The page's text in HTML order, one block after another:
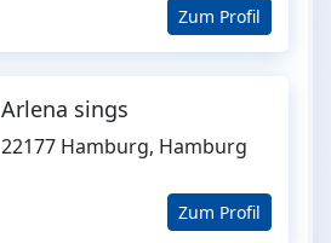
Zum Profil
Arlena sings
22177 Hamburg, Hamburg
Zum Profil